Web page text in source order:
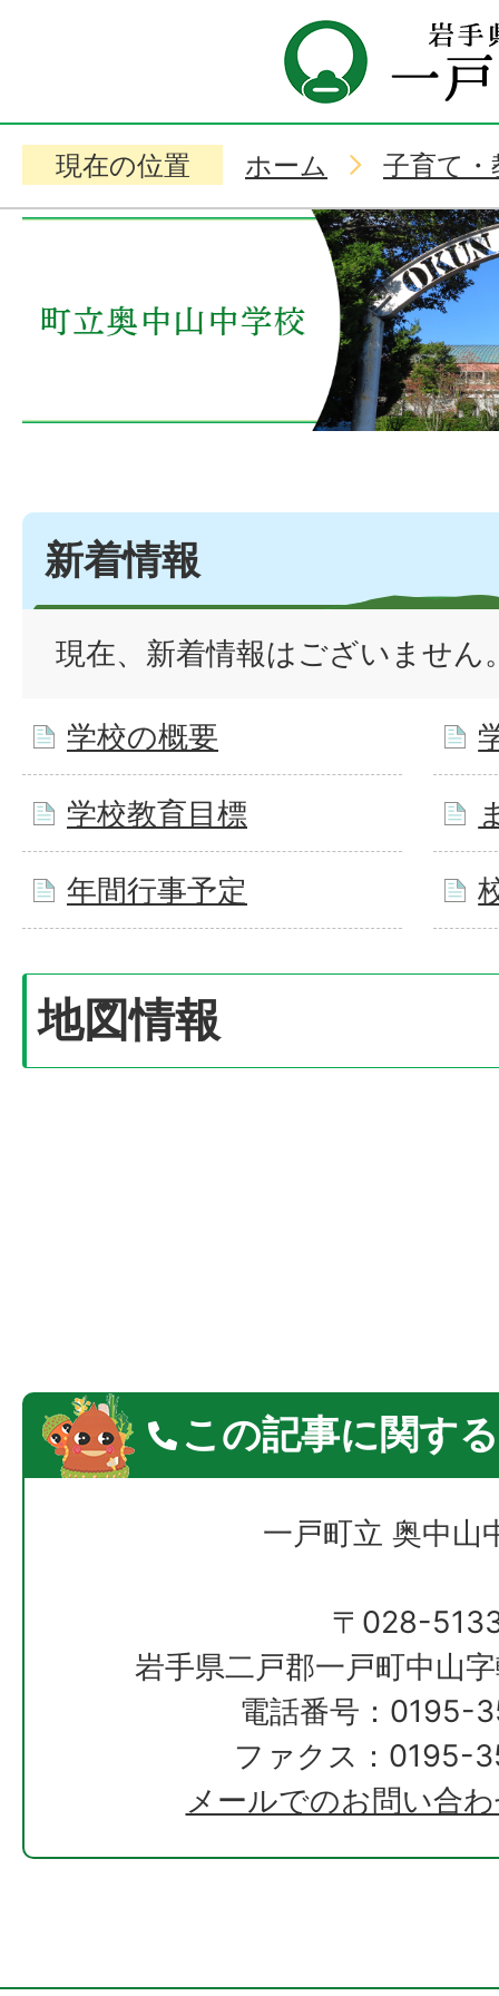
現在の位置 ホーム 子育て・
新着情報
現在、新着情報はございません
学校の概要
学校教育目標
年間行事予定
地図情報
この記事に関す
一戸町立 奥中山
〒028-
岩手県二戸郡一戸町中山
電話番号：0195-
ファクス：0195-
メールでのお問い合